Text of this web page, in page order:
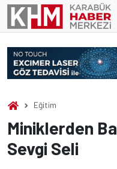
Skip
content
Eğitim
Miniklerden
Sevgi Seli